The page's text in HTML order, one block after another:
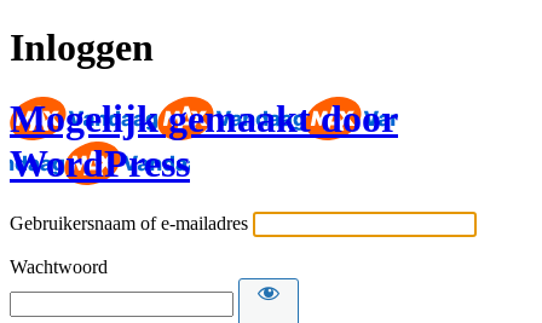
Inloggen
Mogelijk gemaakt door
WordPress
Gebruikersnaam of e-mailadres
Wachtwoord